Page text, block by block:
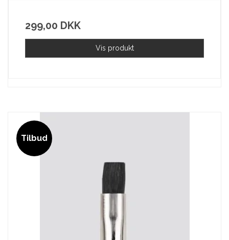
299,00 DKK
Vis produkt
Tilbud